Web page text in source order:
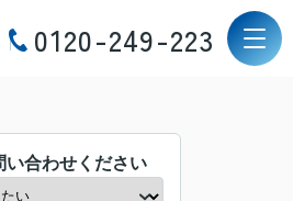
0120-249-223
い合わせください